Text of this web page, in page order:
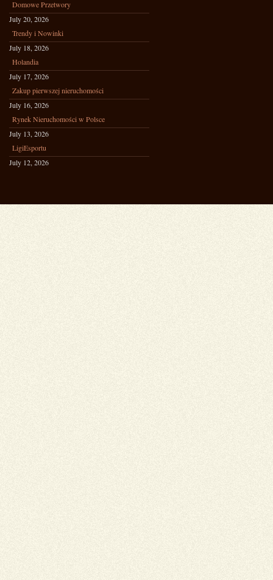
Domowe Przetwory
July 20, 2026
Trendy i Nowinki
July 18, 2026
Holandia
July 17, 2026
Zakup pierwszej nieruchomości
July 16, 2026
Rynek Nieruchomości w Polsce
July 13, 2026
LigiEsportu
July 12, 2026